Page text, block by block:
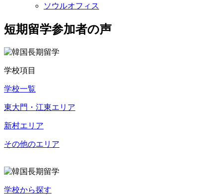
ソウルオフィス
短期留学参加者の声
学校項目
学校一覧
東大門・江東エリア
新村エリア
その他のエリア
学校から探す